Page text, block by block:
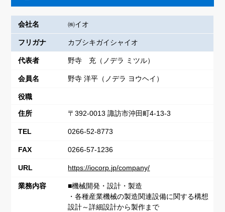
会社名 ㈱イオ
フリガナ カブシキガイシャイオ
代表者 野寺 充（ノデラ ミツル）
会員名 野寺 洋平（ノデラ ヨウヘイ）
役職
住所 〒392-0013 諏訪市沖田町4-13-3
TEL 0266-52-8773
FAX 0266-57-1236
URL https://iocorp.jp/company/
業務内容
■機械開発・設計・製造
・各種産業機械の製造関連設備に関する構想
設計～詳細設計から製作まで